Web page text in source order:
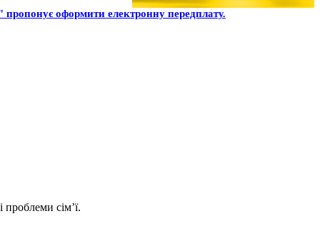
оформити електронну передплату.
сім’ї.